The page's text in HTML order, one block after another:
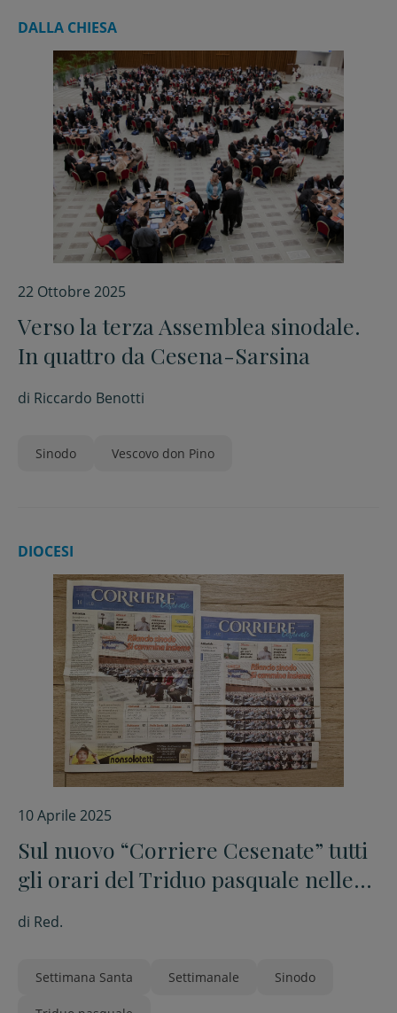
DALLA CHIESA
22 Ottobre 2025
Verso la terza Assemblea sinodale.
In quattro da Cesena-Sarsina
di Riccardo Benotti
Sinodo Vescovo don Pino
DIOCESI
10 Aprile 2025
Sul nuovo “Corriere Cesenate” tutti
gli orari del Triduo pasquale nelle
parrocchie
di Red.
Settimana Santa Settimanale Sinodo